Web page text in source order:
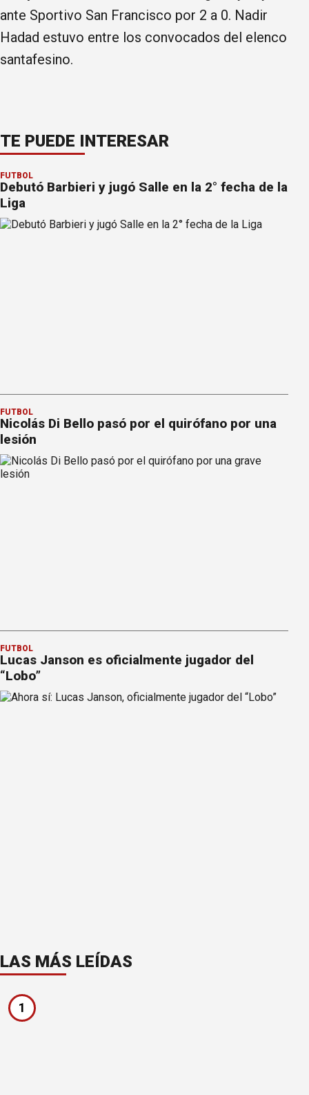
ante Sportivo San Francisco por 2 a 0. Nadir
Hadad estuvo entre los convocados del elenco
santafesino.
TE PUEDE INTERESAR
FÚTBOL
Debutó Barbieri y jugó Salle en la 2° fecha de la
Liga
FÚTBOL
Nicolás Di Bello pasó por el quirófano por una
lesión
FÚTBOL
Lucas Janson es oficialmente jugador del
“Lobo”
LAS MÁS LEÍDAS
1